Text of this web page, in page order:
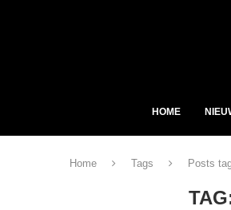
HOME
Home Tags Posts